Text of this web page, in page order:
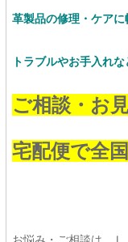
革製品の修理・ケア
トラブルやお手入れ
ご相談・お
宅配便で全